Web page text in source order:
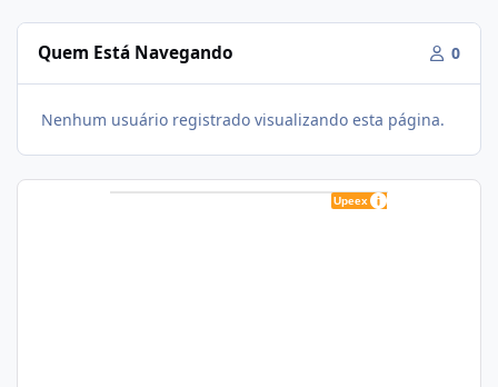
Quem Está Navegando 0
Nenhum usuário registrado visualizando esta página.